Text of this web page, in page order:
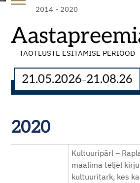
2014 - 2020
TAOTLUSTE ESITAMISE PERIOOD
21.05.2026–21.08.26
2020
Kultuuripärl –
maalima teljel
kultuuritark, kes